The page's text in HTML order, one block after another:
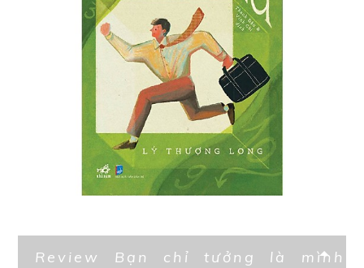
Review Bạn chỉ tưởng là mình